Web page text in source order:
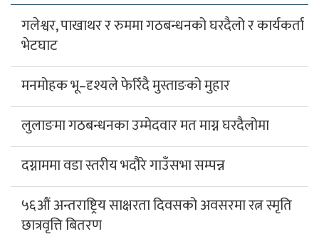
गलेश्वर, पाखाथर र रुममा गठबन्धनको घरदैलो र कार्यकर्ता
भेटघाट
मनमोहक भू–दृश्यले फेरिँदै मुस्ताङको मुहार
लुलाङमा गठबन्धनका उम्मेदवार मत माग्न घरदैलोमा
दग्नाममा वडा स्तरीय भदौरे गाउँसभा सम्पन्न
५६औं अन्तराष्ट्रिय साक्षरता दिवसको अवसरमा रत्न स्मृति
छात्रवृत्ति बितरण